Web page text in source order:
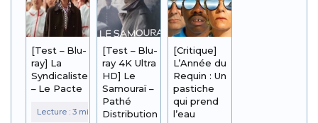
[Test – Blu-
ray] La
Syndicaliste
– Le Pacte
[Test – Blu-
ray 4K Ultra
HD] Le
Samouraï –
Pathé
Distribution
[Critique]
L’Année du
Requin : Un
pastiche
qui prend
l’eau